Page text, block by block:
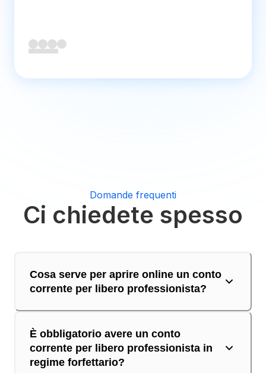
Domande frequenti
Ci chiedete spesso
Cosa serve per aprire online un conto
corrente per libero professionista?
È obbligatorio avere un conto
corrente per libero professionista in
regime forfettario?